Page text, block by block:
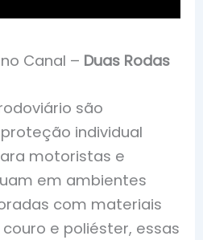
Canal – Duas Rodas
são
individual
motoristas e
em ambientes
com materiais
e poliéster, essas